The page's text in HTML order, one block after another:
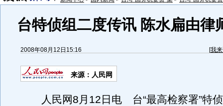
台特侦组二度传讯 陈水扁由律
2008年08月12日15:16 [我
来源：人民网
人民网8月12日电 台“最高检察署”特侦